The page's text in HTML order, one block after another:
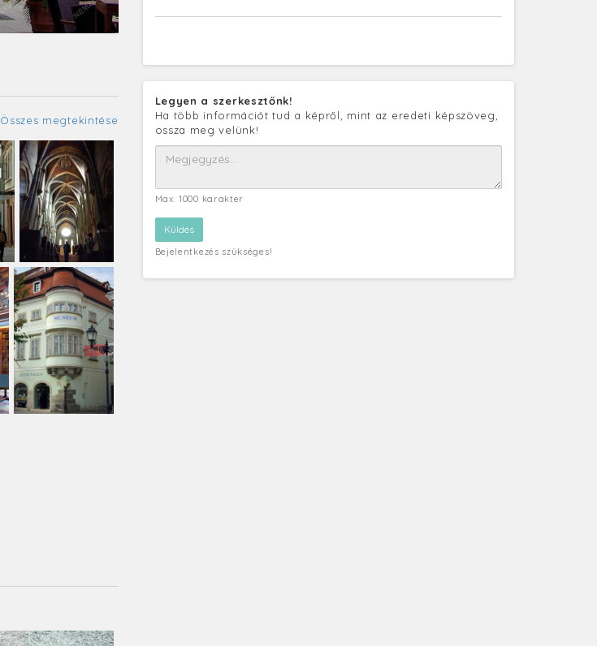
Összes megtekintése
Legyen a szerkesztőnk!
Ha több információt tud a képről, mint az eredeti képszöveg,
ossza meg velünk!
Max. 1000 karakter
Bejelentkezés szükséges!